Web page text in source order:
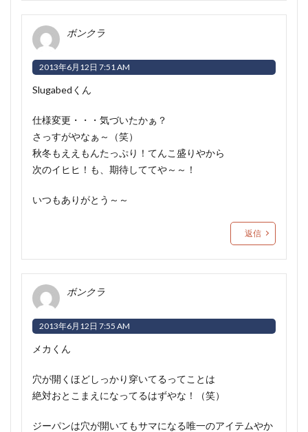
ボンクラ
2013年6月12日 7:51 AM
Slugabedくん
仕様変更・・・気づいたかぁ？
さっすがやなぁ～（笑）
秋冬もええもんたっぷり！てんこ盛りやから
次のイヒヒ！も、期待しててや～～！
いつもありがとう～～
返信
ボンクラ
2013年6月12日 7:55 AM
メカくん
穴が開くほどしっかり穿いてるってことは
絶対おとこまえになってるはずやな！（笑）
ジーパンは穴が開いてもサマになる唯一のアイテムやか